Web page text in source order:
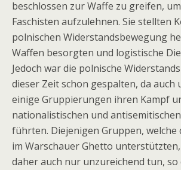
beschlossen zur Waffe zu greifen,
Faschisten aufzulehnen. Sie stellten
polnischen Widerstandsbewegung
Waffen besorgten und logistische
Jedoch war die polnische
dieser Zeit schon gespalten, da auch
einige Gruppierungen ihren Kampf
nationalistischen und
führten. Diejenigen Gruppen, welche
im Warschauer Ghetto
daher auch nur unzureichend tun, so